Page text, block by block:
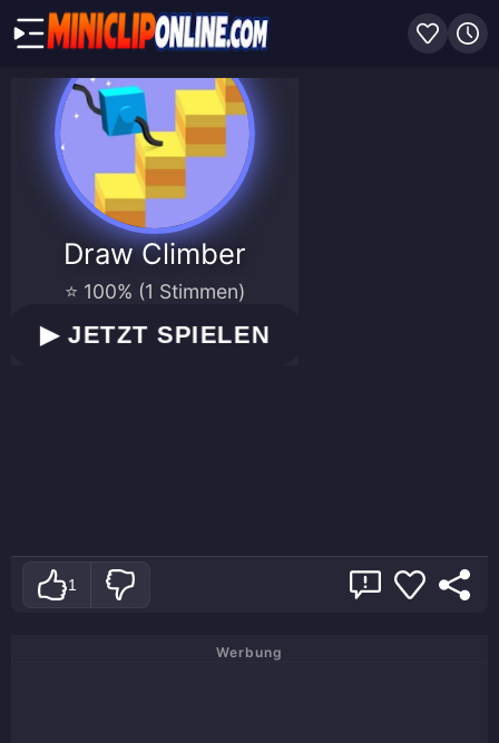
Draw Climber
⭐ 100% (1 Stimmen)
▶JETZT SPIELEN
1
Werbung